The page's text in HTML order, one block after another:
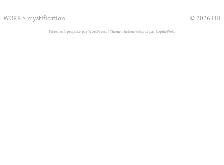
WORK>mystification © 2026 HD
Fièrement propulsé par WordPress. Thème : helene-delprat par SophieWeb.